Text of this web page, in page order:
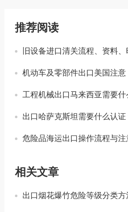
推荐阅读
旧设备进口清关流程、资料
机动车及零部件出口美国注意：DOT
工程机械出口马来西亚需要什
出口哈萨克斯坦需要什么认证？
危险品海运出口操作流程与
相关文章
出口烟花爆竹危险等级分类方